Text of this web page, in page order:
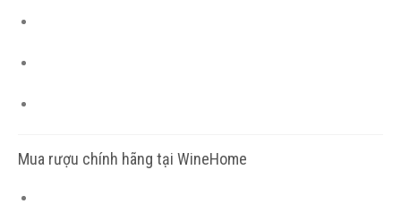
Mua rượu chính hãng tại WineHome